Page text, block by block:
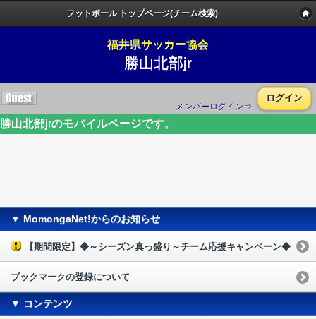
フットボール トップページ(チーム検索)
福井県サッカー協会
勝山北部jr
メンバーログイン⇒
ログイン
勝山北部jrのモバイルページです。
▼ MomongaNet!からのお知らせ
【期間限定】◆～シーズン真っ盛り～チーム応援キャンペーン◆
ブックマークの登録について
▼ コンテンツ